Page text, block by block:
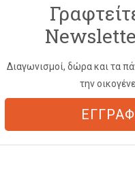
Διαγωνισμοί, δώρα και τα
την